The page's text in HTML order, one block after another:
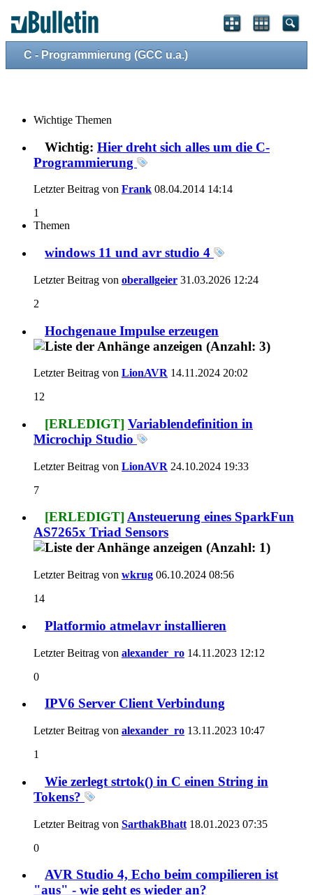
C - Programmierung (GCC u.a.)
Wichtige Themen
Wichtig: Hier dreht sich alles um die C-
Programmierung
Letzter Beitrag von Frank 08.04.2014 14:14
1
Themen
windows 11 und avr studio 4
Letzter Beitrag von oberallgeier 31.03.2026 12:24
2
Hochgenaue Impulse erzeugen
Letzter Beitrag von LionAVR 14.11.2024 20:02
12
[ERLEDIGT] Variablendefinition in
Microchip Studio
Letzter Beitrag von LionAVR 24.10.2024 19:33
7
[ERLEDIGT] Ansteuerung eines SparkFun
AS7265x Triad Sensors
Letzter Beitrag von wkrug 06.10.2024 08:56
14
Platformio atmelavr installieren
Letzter Beitrag von alexander_ro 14.11.2023 12:12
0
IPV6 Server Client Verbindung
Letzter Beitrag von alexander_ro 13.11.2023 10:47
1
Wie zerlegt strtok() in C einen String in
Tokens?
Letzter Beitrag von SarthakBhatt 18.01.2023 07:35
0
AVR Studio 4, Echo beim compilieren ist
"aus" - wie geht es wieder an?